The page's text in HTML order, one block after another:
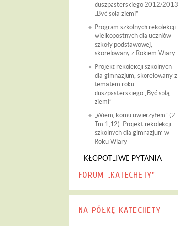
duszpasterskiego 2012/2013
„Być solą ziemi”
Program szkolnych rekolekcji
wielkopostnych dla uczniów
szkoły podstawowej,
skorelowany z Rokiem Wiary
Projekt rekolekcji szkolnych
dla gimnazjum, skorelowany z
tematem roku
duszpasterskiego „Być solą
ziemi”
„Wiem, komu uwierzyłem” (2
Tm 1,12). Projekt rekolekcji
szkolnych dla gimnazjum w
Roku Wiary
KŁOPOTLIWE PYTANIA
FORUM „KATECHETY"
NA PÓŁKĘ KATECHETY